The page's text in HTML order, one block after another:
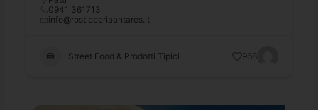
0941 361713
info@rosticceriaantares.it
Street Food & Prodotti Tipici 968